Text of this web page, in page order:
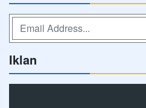
Iklan